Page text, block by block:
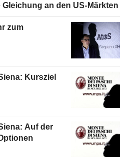
Gleichung an den US-Märkten
zum
Kursziel
Auf der